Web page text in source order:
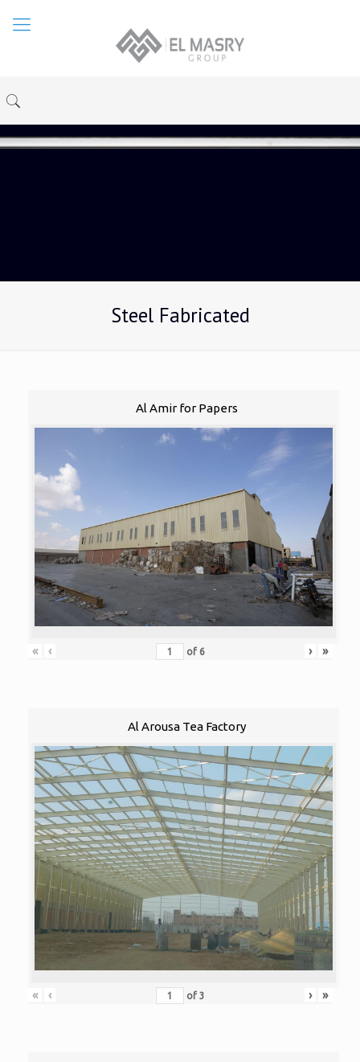
Steel Fabricated
Al Amir for Papers
« ‹ of 6 › »
Al Arousa Tea Factory
« ‹ of 3 › »